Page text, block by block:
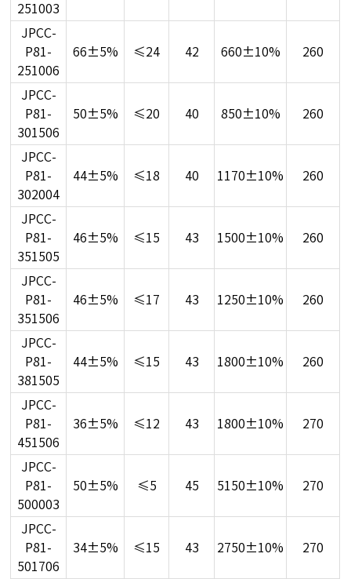
251003
JPCC-
P81-
251006
66±5% ≤24 42 660±10% 260
JPCC-
P81-
301506
50±5% ≤20 40 850±10% 260
JPCC-
P81-
302004
44±5% ≤18 40 1170±10% 260
JPCC-
P81-
351505
46±5% ≤15 43 1500±10% 260
JPCC-
P81-
351506
46±5% ≤17 43 1250±10% 260
JPCC-
P81-
381505
44±5% ≤15 43 1800±10% 260
JPCC-
P81-
451506
36±5% ≤12 43 1800±10% 270
JPCC-
P81-
500003
50±5% ≤5 45 5150±10% 270
JPCC-
P81-
501706
34±5% ≤15 43 2750±10% 270